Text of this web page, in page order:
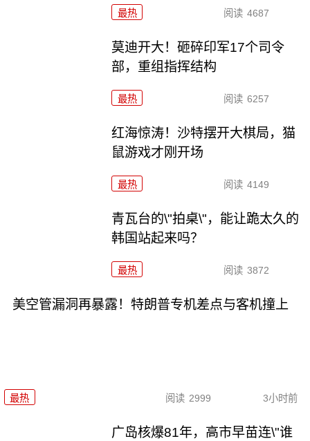
最热 阅读 4687
莫迪开大！砸碎印军17个司令
部，重组指挥结构
最热 阅读 6257
红海惊涛！沙特摆开大棋局，猫
鼠游戏才刚开场
最热 阅读 4149
青瓦台的\"拍桌\"，能让跪太久的
韩国站起来吗？
最热 阅读 3872
美空管漏洞再暴露！特朗普专机差点与客机撞上
最热 阅读 2999 3小时前
广岛核爆81年，高市早苗连\"谁